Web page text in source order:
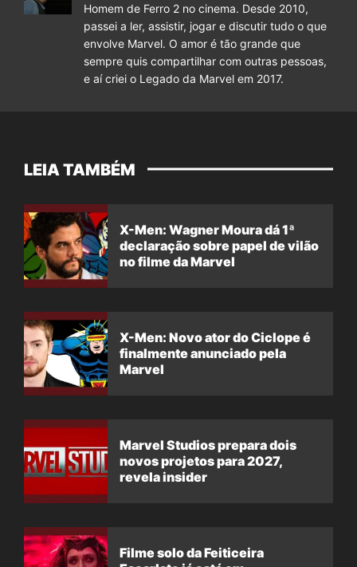
Homem de Ferro 2 no cinema. Desde 2010,
passei a ler, assistir, jogar e discutir tudo o que
envolve Marvel. O amor é tão grande que
sempre quis compartilhar com outras pessoas,
e aí criei o Legado da Marvel em 2017.
LEIA TAMBÉM
X-Men: Wagner Moura dá 1ª
declaração sobre papel de vilão
no filme da Marvel
X-Men: Novo ator do Ciclope é
finalmente anunciado pela
Marvel
Marvel Studios prepara dois
novos projetos para 2027,
revela insider
Filme solo da Feiticeira